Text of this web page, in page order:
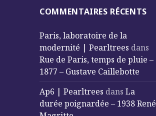
COMMENTAIRES RÉCENTS
Paris, laboratoire de la
modernité | Pearltrees dans
Rue de Paris, temps de pluie –
1877 – Gustave Caillebotte
Ap6 | Pearltrees dansLa
durée poignardée – 1938 René